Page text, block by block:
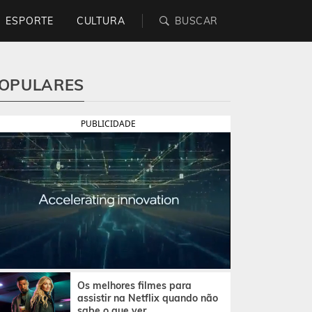
ESPORTE CULTURA
PUBLICIDADE
Os melhores filmes para
assistir na Netflix quando não